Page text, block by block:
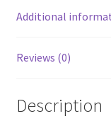
Jack Daniel’s
Rakija
Poklon
Additional
Reviews (0)
Description